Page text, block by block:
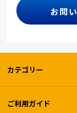
お問
カテゴリー
ご利用ガイド